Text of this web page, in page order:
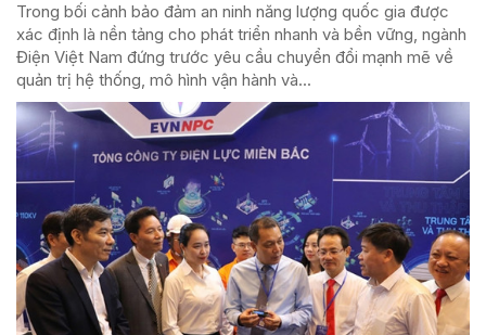
Trong bối cảnh bảo đảm an ninh năng lượng quốc gia được
xác định là nền tảng cho phát triển nhanh và bền vững, ngành
Điện Việt Nam đứng trước yêu cầu chuyển đổi mạnh mẽ về
quản trị hệ thống, mô hình vận hành và...